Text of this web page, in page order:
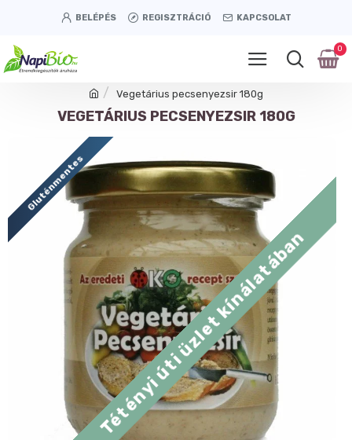
BELÉPÉS REGISZTRÁCIÓ KAPCSOLAT
0
Vegetárius pecsenyezsir 180g
VEGETÁRIUS PECSENYEZSIR 180G
Gluténmentes
Tétényi úti üzlet kínálatában